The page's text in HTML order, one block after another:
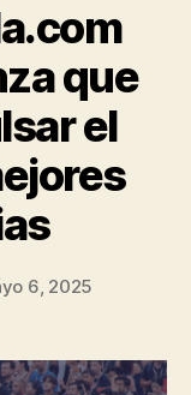
que
el
6, 2025